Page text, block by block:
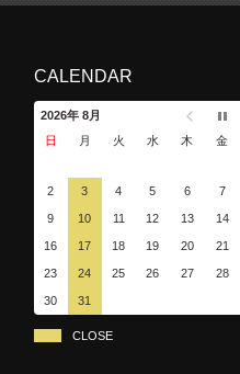
CALENDAR
2026年 8月
日
月 火 水 木 金
2 3 4 5 6 7
9 10 11 12 13 14
16 17 18 19 20 21
23 24 25 26 27 28
30 31
CLOSE